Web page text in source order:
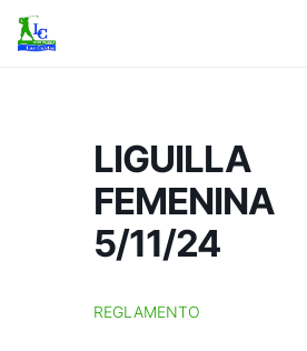
LIGUILLA
FEMENINA
5/11/24
REGLAMENTO